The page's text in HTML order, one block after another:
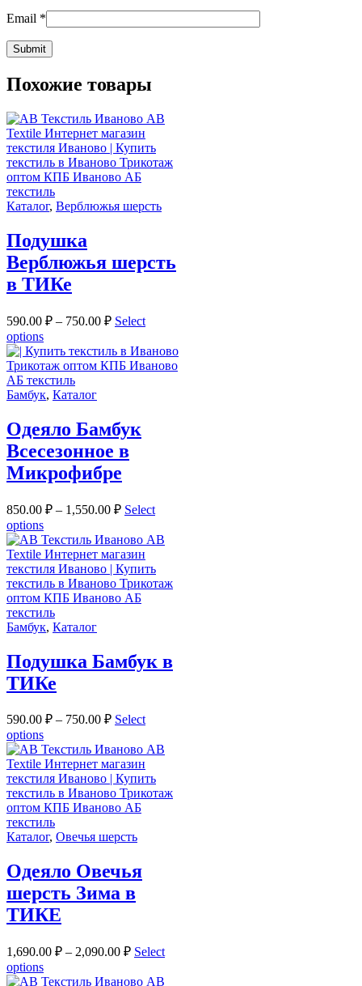
Email *
Похожие товары
Каталог, Верблюжья шерсть
Подушка
Верблюжья шерсть
в ТИКе
590.00 ₽ – 750.00 ₽ Select
options
Бамбук, Каталог
Одеяло Бамбук
Всесезонное в
Микрофибре
850.00 ₽ – 1,550.00 ₽ Select
options
Бамбук, Каталог
Подушка Бамбук в
ТИКе
590.00 ₽ – 750.00 ₽ Select
options
Каталог, Овечья шерсть
Одеяло Овечья
шерсть Зима в
ТИКЕ
1,690.00 ₽ – 2,090.00 ₽ Select
options